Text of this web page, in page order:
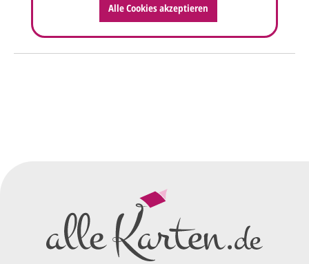
Preisangebot
Anschluss den ersten
Entwurf/Korrekturabzug
Diesen senden wir Ihnen als
PDF per E-Mail.
Alle Cookies akzeptieren